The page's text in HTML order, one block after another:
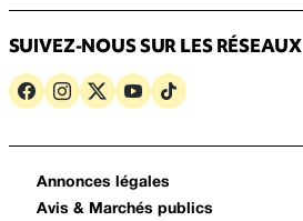
SUIVEZ-NOUS SUR LES RÉSEAUX
Annonces légales
Avis & Marchés publics